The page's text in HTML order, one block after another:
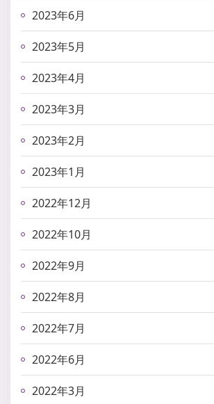
2023年6月
2023年5月
2023年4月
2023年3月
2023年2月
2023年1月
2022年12月
2022年10月
2022年9月
2022年8月
2022年7月
2022年6月
2022年3月